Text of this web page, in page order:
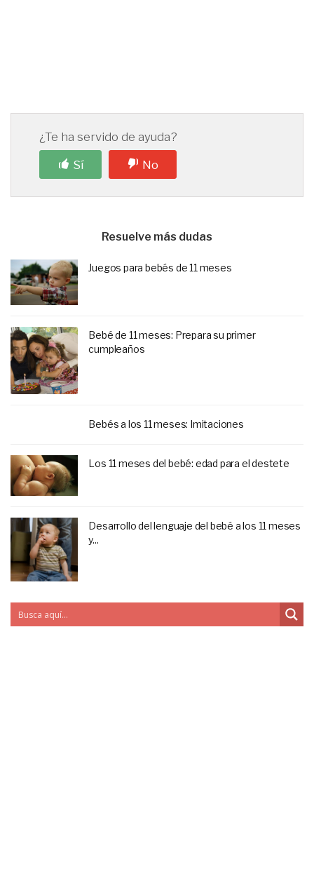
¿Te ha servido de ayuda?
Sí
No
Resuelve más dudas
Juegos para bebés de 11 meses
Bebé de 11 meses: Prepara su primer
cumpleaños
Bebés a los 11 meses: Imitaciones
Los 11 meses del bebé: edad para el destete
Desarrollo del lenguaje del bebé a los 11 meses
y...